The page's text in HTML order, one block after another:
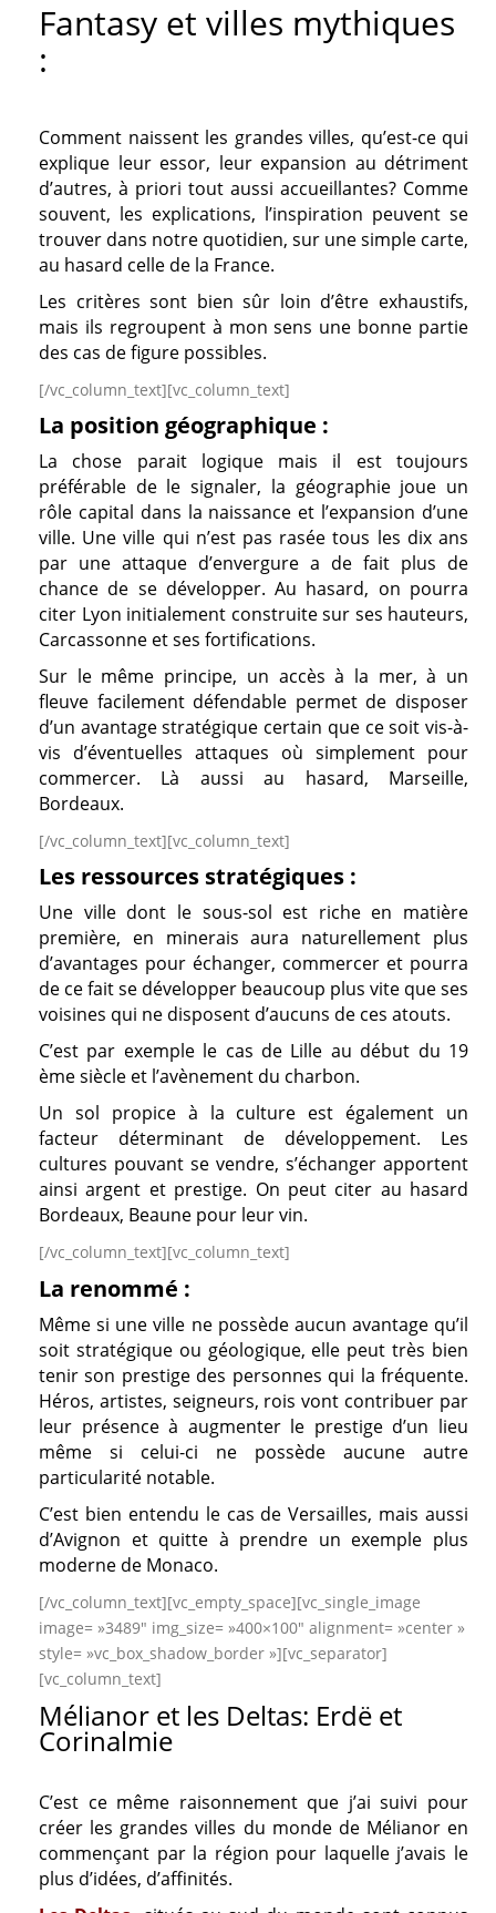
Fantasy et villes mythiques
:
Comment naissent les grandes villes, qu’est-ce qui
explique leur essor, leur expansion au détriment
d’autres, à priori tout aussi accueillantes? Comme
souvent, les explications, l’inspiration peuvent se
trouver dans notre quotidien, sur une simple carte,
au hasard celle de la France.
Les critères sont bien sûr loin d’être exhaustifs,
mais ils regroupent à mon sens une bonne partie
des cas de figure possibles.
[/vc_column_text][vc_column_text]
La position géographique :
La chose parait logique mais il est toujours
préférable de le signaler, la géographie joue un
rôle capital dans la naissance et l’expansion d’une
ville. Une ville qui n’est pas rasée tous les dix ans
par une attaque d’envergure a de fait plus de
chance de se développer. Au hasard, on pourra
citer Lyon initialement construite sur ses hauteurs,
Carcassonne et ses fortifications.
Sur le même principe, un accès à la mer, à un
fleuve facilement défendable permet de disposer
d’un avantage stratégique certain que ce soit vis-à-
vis d’éventuelles attaques où simplement pour
commercer. Là aussi au hasard, Marseille,
Bordeaux.
[/vc_column_text][vc_column_text]
Les ressources stratégiques :
Une ville dont le sous-sol est riche en matière
première, en minerais aura naturellement plus
d’avantages pour échanger, commercer et pourra
de ce fait se développer beaucoup plus vite que ses
voisines qui ne disposent d’aucuns de ces atouts.
C’est par exemple le cas de Lille au début du 19
ème siècle et l’avènement du charbon.
Un sol propice à la culture est également un
facteur déterminant de développement. Les
cultures pouvant se vendre, s’échanger apportent
ainsi argent et prestige. On peut citer au hasard
Bordeaux, Beaune pour leur vin.
[/vc_column_text][vc_column_text]
La renommé :
Même si une ville ne possède aucun avantage qu’il
soit stratégique ou géologique, elle peut très bien
tenir son prestige des personnes qui la fréquente.
Héros, artistes, seigneurs, rois vont contribuer par
leur présence à augmenter le prestige d’un lieu
même si celui-ci ne possède aucune autre
particularité notable.
C’est bien entendu le cas de Versailles, mais aussi
d’Avignon et quitte à prendre un exemple plus
moderne de Monaco.
[/vc_column_text][vc_empty_space][vc_single_image
image= »3489″ img_size= »400×100″ alignment= »center »
style= »vc_box_shadow_border »][vc_separator]
[vc_column_text]
Mélianor et les Deltas: Erdë et
Corinalmie
C’est ce même raisonnement que j’ai suivi pour
créer les grandes villes du monde de Mélianor en
commençant par la région pour laquelle j’avais le
plus d’idées, d’affinités.